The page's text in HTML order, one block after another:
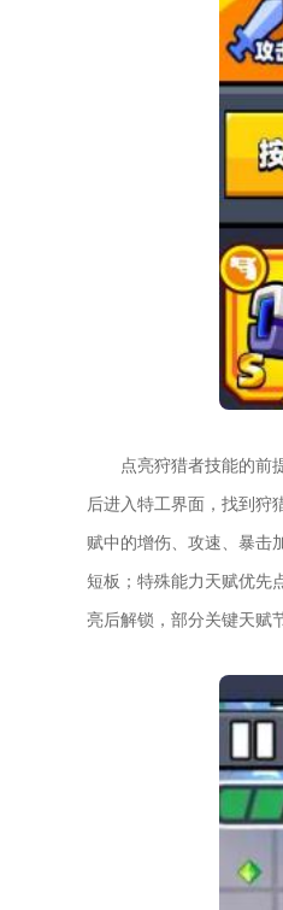
点亮狩猎者技能的前
后进入特工界面，找到狩
赋中的增伤、攻速、暴击
短板；特殊能力天赋优先
亮后解锁，部分关键天赋